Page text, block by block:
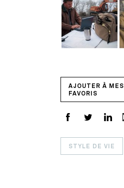
AJOUTER À MES
FAVORIS
STYLE DE VIE